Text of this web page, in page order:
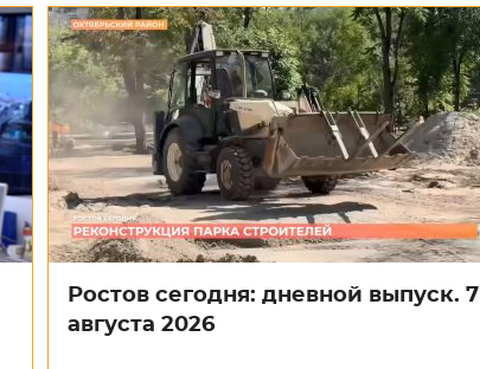
Ростов сегодня: дневной выпуск. 7
августа 2026